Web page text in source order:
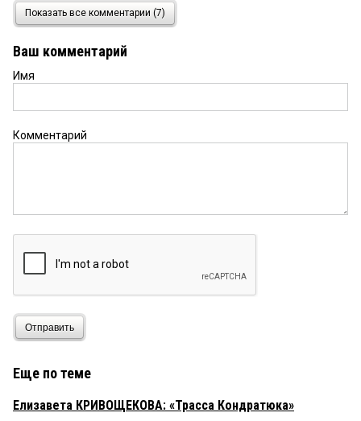
киви 28 декабря 2025 в 09:07:
Может быть, и 400-летие Омска появилось с
подачи Минина, который хочет больше
обоснований и экшнов для Кованой рати?
Омской области... Надеемся на Апелляционную
инстанцию.
капитализма?!
дервиш 27 декабря 2025 в 18:37:
Минин, как ненасытный Мидас, всё
поглощающий и превращающий в деньги,
женой, между прочим на деньги мэрии.
Показать все комментарии (7)
Ваш комментарий
Имя
Комментарий
Отправить
Еще по теме
Елизавета КРИВОЩЕКОВА: «Трасса Кондратюка»